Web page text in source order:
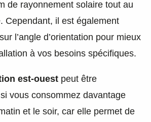
de rayonnement solaire tout au
Cependant, il est également
l’angle d’orientation pour mieux
à vos besoins spécifiques.
est-ouest peut être
vous consommez davantage
et le soir, car elle permet de